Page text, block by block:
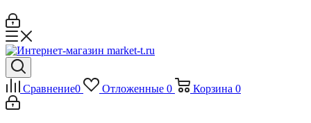
Сравнение0 Отложенные 0 Корзина 0